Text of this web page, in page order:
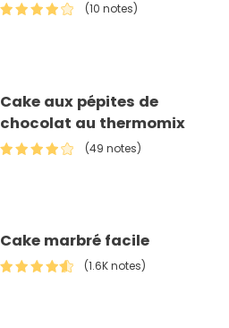
(10 notes)
Cake aux pépites de
chocolat au thermomix
(49 notes)
Cake marbré facile
(1.6K notes)